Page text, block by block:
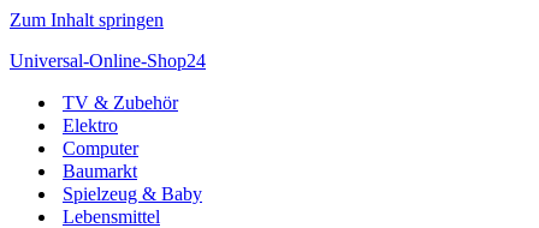
Zum Inhalt springen
Universal-Online-Shop24
TV & Zubehör
Elektro
Computer
Baumarkt
Spielzeug & Baby
Lebensmittel